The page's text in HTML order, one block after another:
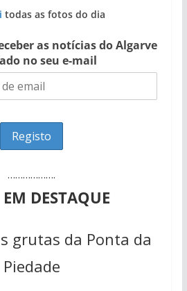
todas as fotos do dia
as notícias do Algarve
no seu e-mail
……………….
DESTAQUE
grutas da Ponta da
Piedade